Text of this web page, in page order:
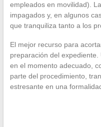
empleados en movilidad).
impagados y, en algunos
que tranquiliza tanto a los
El mejor recurso para
preparación del
en el momento adecuado,
parte del procedimiento,
estresante en una